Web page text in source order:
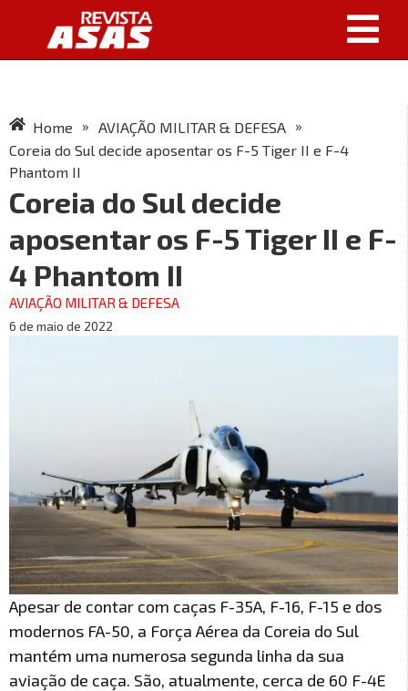
Home » AVIAÇÃO MILITAR & DEFESA »
Coreia do Sul decide aposentar os F-5 Tiger II e F-4
Phantom II
Coreia do Sul decide
aposentar os F-5 Tiger II e F-
4 Phantom II
AVIAÇÃO MILITAR & DEFESA
6 de maio de 2022
Apesar de contar com caças F-35A, F-16, F-15 e dos
modernos FA-50, a Força Aérea da Coreia do Sul
mantém uma numerosa segunda linha da sua
aviação de caça. São, atualmente, cerca de 60 F-4E